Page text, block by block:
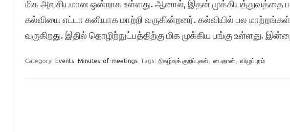
மிக அவசியமான ஒன்றாக உள்ளது. ஆனால், இதன் முக்கியத்துவத்தை
கல்வியை எட்டா கனியாக மாற்றி வருகின்றனர். கல்வியில் பல
வருகிறது. இதில் தொழிற்நுட்பத்திற்கு மிக முக்கிய பங்கு உள்ளது.
Category: Events Minutes-of-meetings Tags: நிகழ்வுக் குறிப்புகள், பைதான் , விழுப்புரம்